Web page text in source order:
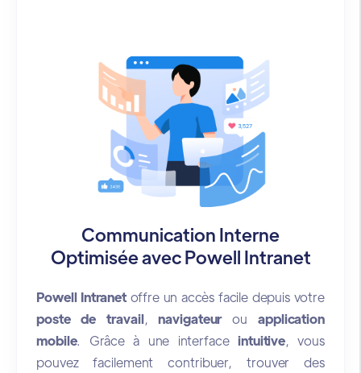
Communication Interne
Optimisée avec Powell Intranet
Powell Intranet offre un accès facile depuis votre
poste de travail,navigateurouapplication
mobile. Grâce à une interfaceintuitive, vous
pouvez facilement contribuer, trouver des